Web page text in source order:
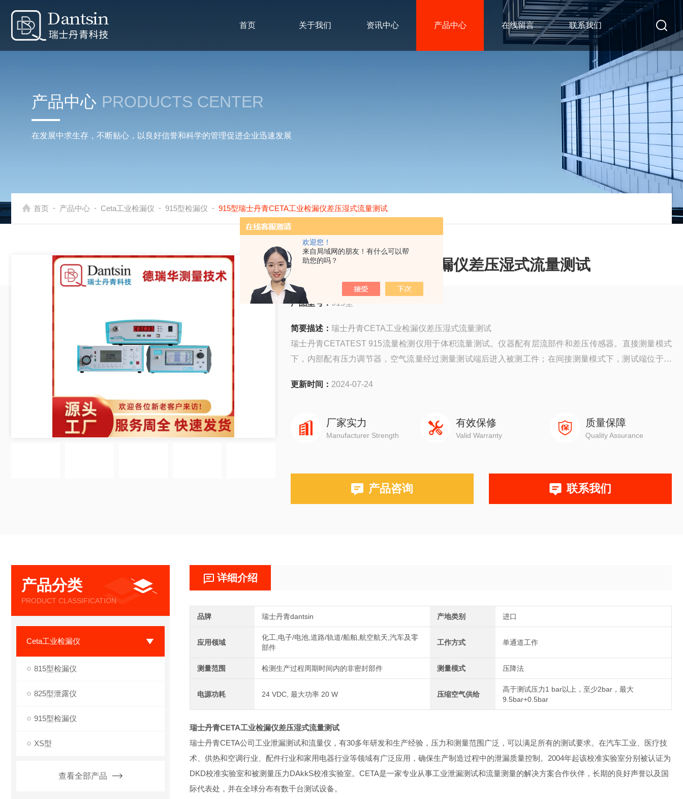
欢迎您！
来自局域网的朋友！有什么可以帮
助您的吗？
首页 关于我们 资讯中心 产品中心 在线留言 联系我们
产品中心 PRODUCTS CENTER
在发展中求生存，不断贴心，以良好信誉和科学的管理促进企业迅速发展
首页 - 产品中心 - Ceta工业检漏仪 - 915型检漏仪 - 915型瑞士丹青CETA工业检漏仪差压湿式流量测试
瑞士丹青CETA工业检漏仪差压湿式流量测试
产品型号： 915型
简要描述： 瑞士丹青CETA工业检漏仪差压湿式流量测试
瑞士丹青CETATEST 915流量检测仪用于体积流量测试。仪器配有层流部件和差压传感器。直接测量模式
下，内部配有压力调节器，空气流量经过测量测试端后进入被测工件；在间接测量模式下，测试端位于被
更新时间： 2024-07-24
厂家实力
Manufacturer Strength
有效保修
Valid Warranty
质量保障
Quality Assurance
产品咨询 联系我们
详细介绍
品牌 瑞士丹青dantsin 产地类别 进口
应用领域
化工,电子/电池,道路/轨道/船舶,航空航天,汽车及零
部件
工作方式 单通道工作
测量范围 检测生产过程周期时间内的非密封部件 测量模式 压降法
电源功耗 24 VDC, 最大功率 20 W 压缩空气供给
高于测试压力1 bar以上，至少2bar，最大
9.5bar+0.5bar
瑞士丹青CETA工业检漏仪差压湿式流量测试
瑞士丹青CETA公司工业泄漏测试和流量仪，有30多年研发和生产经验，压力和测量范围广泛，可以满足所有的测试要求。在汽车工业、医疗技
术、供热和空调行业、配件行业和家用电器行业等领域有广泛应用，确保生产制造过程中的泄漏质量控制。2004年起该校准实验室分别被认证为
DKD校准实验室和被测量压力DAkkS校准实验室。CETA是一家专业从事工业泄漏测试和流量测量的解决方案合作伙伴，长期的良好声誉以及国
际代表处，并在全球分布有数千台测试设备。
产品分类
PRODUCT CLASSIFICATION
Ceta工业检漏仪
815型检漏仪
825型泄露仪
915型检漏仪
XS型
查看全部产品